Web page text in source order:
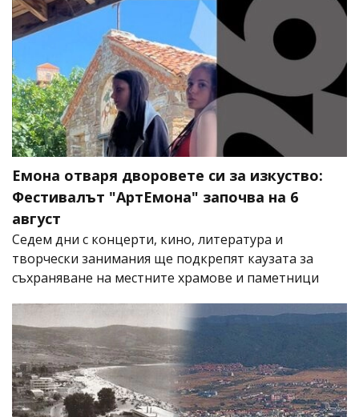
Емона отваря дворовете си за изкуство:
Фестивалът "АртЕмона" започва на 6
август
Седем дни с концерти, кино, литература и
творчески занимания ще подкрепят каузата за
съхраняване на местните храмове и паметници